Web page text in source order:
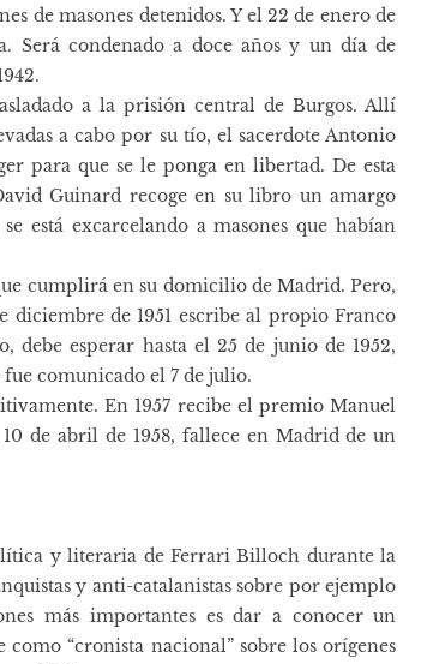
de masones detenidos. Y el 22 de enero de
Será condenado a doce años y un día de
a la prisión central de Burgos. Allí
a cabo por su tío, el sacerdote Antonio
para que se le ponga en libertad. De esta
Guinard recoge en su libro un amargo
está excarcelando a masones que habían
cumplirá en su domicilio de Madrid. Pero,
diciembre de 1951 escribe al propio Franco
debe esperar hasta el 25 de junio de 1952,
comunicado el 7 de julio.
En 1957 recibe el premio Manuel
de abril de 1958, fallece en Madrid de un
y literaria de Ferrari Billoch durante la
y anti-catalanistas sobre por ejemplo
más importantes es dar a conocer un
“cronista nacional” sobre los orígenes